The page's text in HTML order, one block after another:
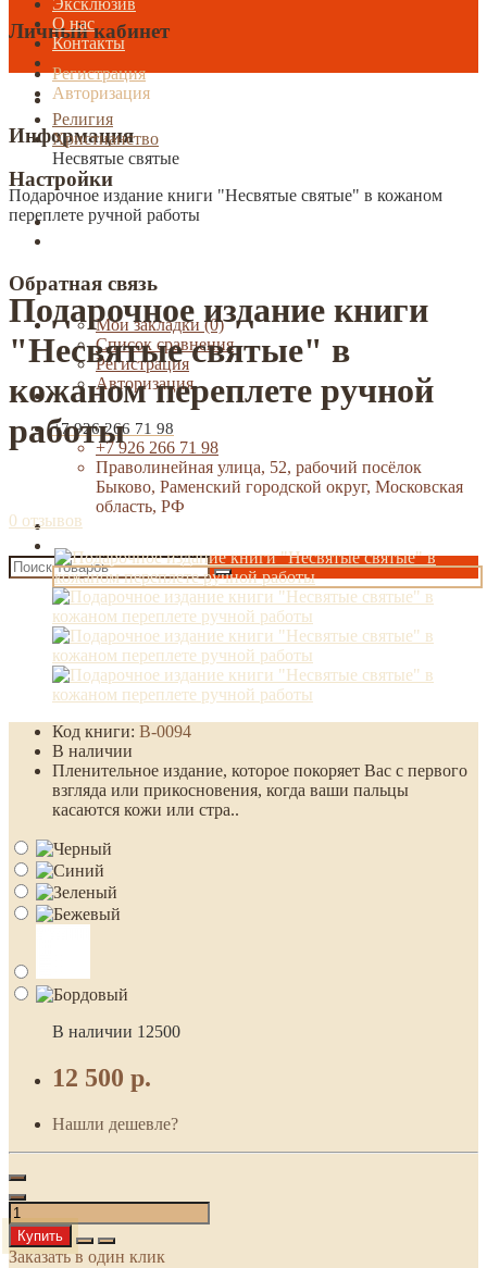
Личный кабинет
Регистрация
Авторизация
Информация
Настройки
Обратная связь
Мои закладки (0)
Список сравнения
Регистрация
Авторизация
+7 926 266 71 98
+7 926 266 71 98
Праволинейная улица, 52, рабочий посёлок
Быково, Раменский городской округ, Московская
область, РФ
Эксклюзив
О нас
Контакты
Религия
Христианство
Несвятые святые
Подарочное издание книги "Несвятые святые" в кожаном
переплете ручной работы
Подарочное издание книги
"Несвятые святые" в
кожаном переплете ручной
работы
0 отзывов
Код книги: B-0094
В наличии
Пленительное издание, которое покоряет Вас с первого
взгляда или прикосновения, когда ваши пальцы
касаются кожи или стра..
В наличии 12500
12 500 р.
Нашли дешевле?
Купить
Заказать в один клик